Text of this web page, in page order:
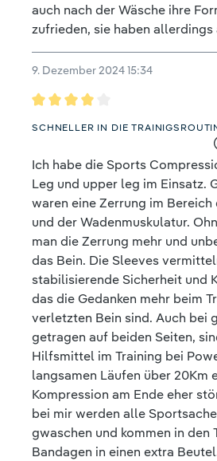
auch nach der Wäsche ihre
zufrieden, sie haben allerdings
9. Dezember 2024 15:34
SCHNELLER IN DIE
Ich habe die Sports
Leg und upper leg im Einsatz.
waren eine Zerrung im
und der Wadenmuskulatur.
man die Zerrung mehr und
das Bein. Die Sleeves
stabilisierende Sicherheit und
das die Gedanken mehr beim
verletzten Bein sind. Auch bei
getragen auf beiden Seiten,
Hilfsmittel im Training bei
langsamen Läufen über 20Km
Kompression am Ende eher
bei mir werden alle
gwaschen und kommen in den
Bandagen in einen extra